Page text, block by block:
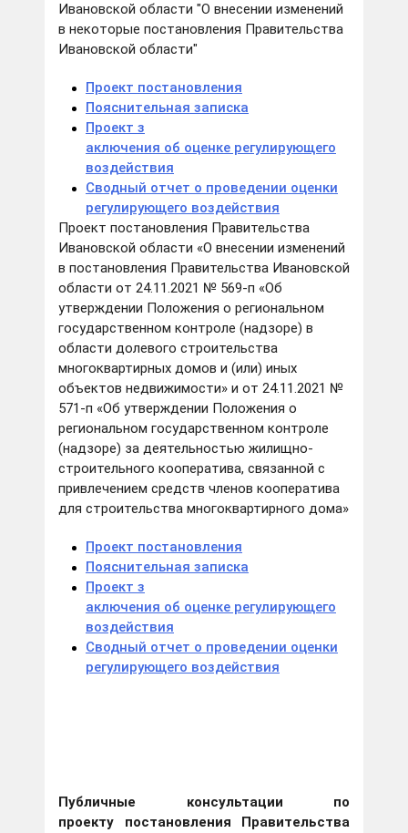
Ивановской области "О внесении изменений
в некоторые постановления Правительства
Ивановской области"
Проект постановления
Пояснительная записка
Проект з
аключения об оценке регулирующего
воздействия
Сводный отчет о проведении оценки
регулирующего воздействия
Проект постановления Правительства
Ивановской области «О внесении изменений
в постановления Правительства Ивановской
области от 24.11.2021 № 569-п «Об
утверждении Положения о региональном
государственном контроле (надзоре) в
области долевого строительства
многоквартирных домов и (или) иных
объектов недвижимости» и от 24.11.2021 №
571-п «Об утверждении Положения о
региональном государственном контроле
(надзоре) за деятельностью жилищно-
строительного кооператива, связанной с
привлечением средств членов кооператива
для строительства многоквартирного дома»
Проект постановления
Пояснительная записка
Проект з
аключения об оценке регулирующего
воздействия
Сводный отчет о проведении оценки
регулирующего воздействия
Публичные консультации по
проекту постановления Правительства